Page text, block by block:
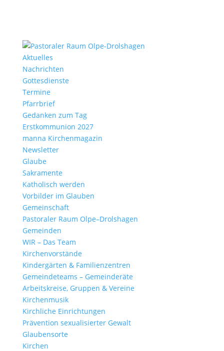
Aktu­elles
Nach­richten
Gottes­dienste
Termine
Pfarr­brief
Gedanken zum Tag
Erst­kom­mu­nion 2027
manna Kirchen­ma­gazin
News­letter
Glaube
Sakra­mente
Katho­lisch werden
Vorbilder im Glauben
Gemein­schaft
Pasto­raler Raum Olpe–Drolshagen
Gemeinden
WIR – Das Team
Kirchen­vor­stände
Kinder­gärten & Familienzentren
Gemein­de­teams – Gemeinderäte
Arbeits­kreise, Gruppen & Vereine
Kirchen­musik
Kirch­liche Einrichtungen
Präven­tion sexua­li­sierter Gewalt
Glau­ben­s­orte
Kirchen